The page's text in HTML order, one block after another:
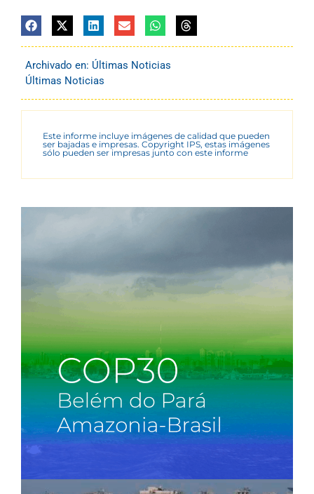
Archivado en: Últimas Noticias
Últimas Noticias
Este informe incluye imágenes de calidad que pueden
ser bajadas e impresas. Copyright IPS, estas imágenes
sólo pueden ser impresas junto con este informe